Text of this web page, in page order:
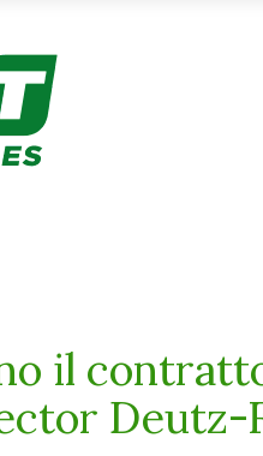
il
Deutz-